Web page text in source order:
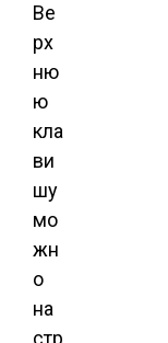
Ве
рх
ню
ю
кла
ви
шу
мо
жн
о
на
стр